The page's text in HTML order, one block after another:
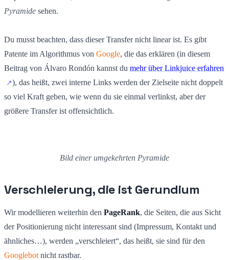
Pyramide sehen.
Du musst beachten, dass dieser Transfer nicht linear ist. Es gibt
Patente im Algorithmus von Google, die das erklären (in diesem
Beitrag von Álvaro Rondón kannst du mehr über Linkjuice erfahren
), das heißt, zwei interne Links werden der Zielseite nicht doppelt
so viel Kraft geben, wie wenn du sie einmal verlinkst, aber der
größere Transfer ist offensichtlich.
Bild einer umgekehrten Pyramide
Verschleierung, die ist Gerundium
Wir modellieren weiterhin den PageRank, die Seiten, die aus Sicht
der Positionierung nicht interessant sind (Impressum, Kontakt und
ähnliches…), werden „verschleiert“, das heißt, sie sind für den
Googlebot nicht rastbar.